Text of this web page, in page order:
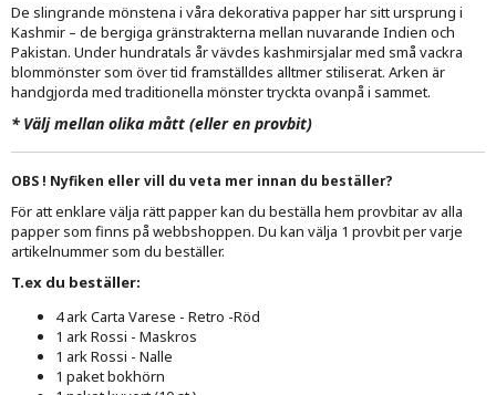
De slingrande mönstena i våra dekorativa papper har sitt ursprung i
Kashmir – de bergiga gränstrakterna mellan nuvarande Indien och
Pakistan. Under hundratals år vävdes kashmirsjalar med små vackra
blommönster som över tid framställdes alltmer stiliserat. Arken är
handgjorda med traditionella mönster tryckta ovanpå i sammet.
* Välj mellan olika mått (eller en provbit)
OBS ! Nyfiken eller vill du veta mer innan du beställer?
För att enklare välja rätt papper kan du beställa hem provbitar av alla
papper som finns på webbshoppen. Du kan välja 1 provbit per varje
artikelnummer som du beställer.
T.ex du beställer:
4 ark Carta Varese - Retro -Röd
1 ark Rossi - Maskros
1 ark Rossi - Nalle
1 paket bokhörn